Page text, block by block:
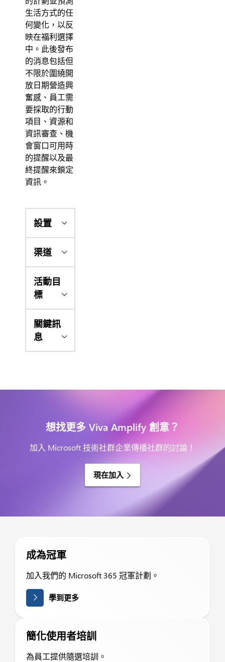
生活方式的任
何變化，以反
映在福利選擇
中。此後發布
的消息包括但
不限於圍繞開
放日期營造興
奮感、員工需
要採取的行動
項目、資源和
資訊審查、機
會窗口可用時
的提醒以及最
終提醒來鎖定
資訊。
設置
渠道
活動目
標
關鍵訊
息
想找更多 Viva Amplify 創意？
加入 Microsoft 技術社群企業傳播社群的討論！
現在加入
成為冠軍
加入我們的 Microsoft 365 冠軍計劃。
學到更多
簡化使用者培訓
為員工提供隨選培訓。